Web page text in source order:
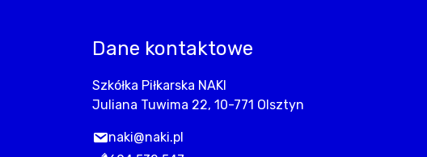
Dane kontaktowe
Szkółka Piłkarska NAKI
Juliana Tuwima 22, 10-771 Olsztyn
naki@naki.pl